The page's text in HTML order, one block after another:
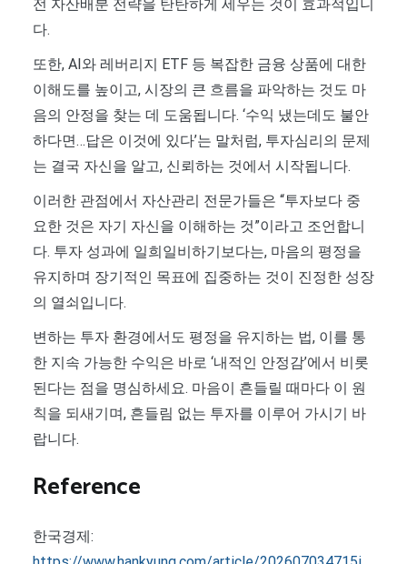
전 자산배분 전략을 탄탄하게 세우는 것이 효과적입니
다.
또한, AI와 레버리지 ETF 등 복잡한 금융 상품에 대한
이해도를 높이고, 시장의 큰 흐름을 파악하는 것도 마
음의 안정을 찾는 데 도움됩니다. ‘수익 냈는데도 불안
하다면…답은 이것에 있다’는 말처럼, 투자심리의 문제
는 결국 자신을 알고, 신뢰하는 것에서 시작됩니다.
이러한 관점에서 자산관리 전문가들은 “투자보다 중
요한 것은 자기 자신을 이해하는 것”이라고 조언합니
다. 투자 성과에 일희일비하기보다는, 마음의 평정을
유지하며 장기적인 목표에 집중하는 것이 진정한 성장
의 열쇠입니다.
변하는 투자 환경에서도 평정을 유지하는 법, 이를 통
한 지속 가능한 수익은 바로 ‘내적인 안정감’에서 비롯
된다는 점을 명심하세요. 마음이 흔들릴 때마다 이 원
칙을 되새기며, 흔들림 없는 투자를 이루어 가시기 바
랍니다.
Reference
한국경제: